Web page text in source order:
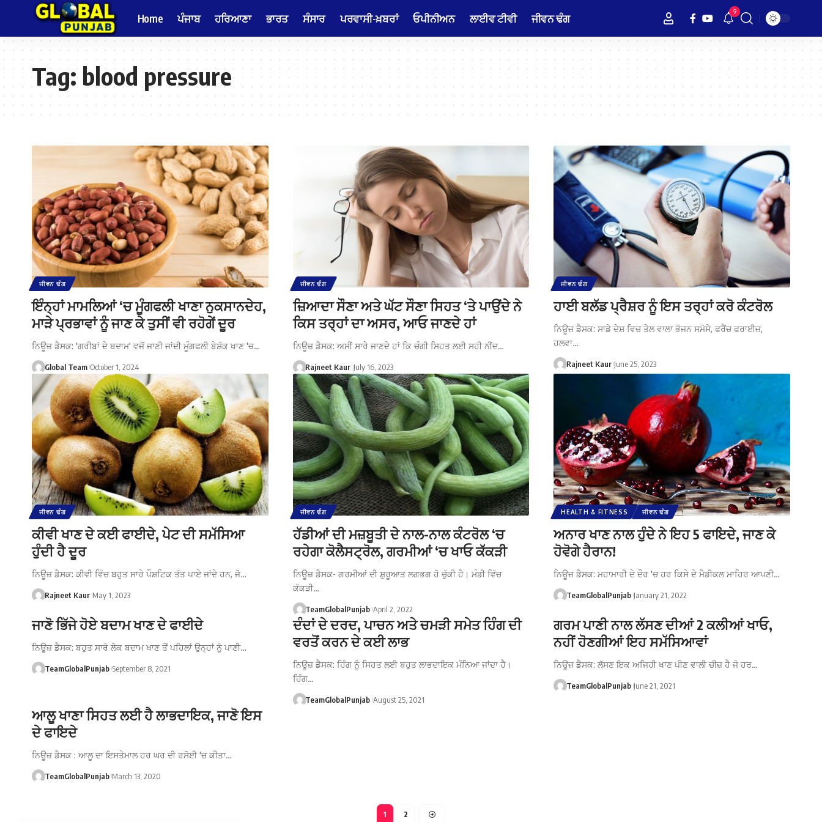
Home ਪੰਜਾਬ ਹਰਿਆਣਾ ਭਾਰਤ ਸੰਸਾਰ ਪਰਵਾਸੀ-ਖ਼ਬਰਾਂ ਓਪੀਨੀਅਨ ਲਾਈਵ ਟੀਵੀ ਜੀਵਨ ਢੰਗ 9
Tag:blood pressure
ਜੀਵਨ ਢੰਗ
ਇੰਨ੍ਹਾਂ ਮਾਮਲਿਆਂ ‘ਚ ਮੂੰਗਫਲੀ ਖਾਣਾ ਨੁਕਸਾਨਦੇਹ,
ਮਾੜੇ ਪ੍ਰਭਾਵਾਂ ਨੂੰ ਜਾਣ ਕੇ ਤੁਸੀਂ ਵੀ ਰਹੋਗੇਂ ਦੂਰ
ਨਿਊਜ਼ ਡੈਸਕ: 'ਗਰੀਬਾਂ ਦੇ ਬਦਾਮ' ਵਜੋਂ ਜਾਣੀ ਜਾਂਦੀ ਮੂੰਗਫਲੀ ਬੇਸ਼ੱਕ ਖਾਣ 'ਚ…
Global Team October 1, 2024
ਜੀਵਨ ਢੰਗ
ਜ਼ਿਆਦਾ ਸੌਣਾ ਅਤੇ ਘੱਟ ਸੌਣਾ ਸਿਹਤ ‘ਤੇ ਪਾਉਂਦੇ ਨੇ
ਕਿਸ ਤਰ੍ਹਾਂ ਦਾ ਅਸਰ, ਆਓ ਜਾਣਦੇ ਹਾਂ
ਨਿਊਜ਼ ਡੈਸਕ: ਅਸੀਂ ਸਾਰੇ ਜਾਣਦੇ ਹਾਂ ਕਿ ਚੰਗੀ ਸਿਹਤ ਲਈ ਸਹੀ ਨੀਂਦ…
Rajneet Kaur July 16, 2023
ਜੀਵਨ ਢੰਗ
ਹਾਈ ਬਲੱਡ ਪ੍ਰੈਸ਼ਰ ਨੂੰ ਇਸ ਤਰ੍ਹਾਂ ਕਰੋ ਕੰਟਰੋਲ
ਨਿਊਜ਼ ਡੈਸਕ: ਸਾਡੇ ਦੇਸ਼ ਵਿਚ ਤੇਲ ਵਾਲਾ ਭੋਜਨ ਸਮੋਸੇ, ਫਰੈਂਚ ਫਰਾਈਜ਼,
ਹਲਵਾ…
Rajneet Kaur June 25, 2023
ਜੀਵਨ ਢੰਗ
ਕੀਵੀ ਖਾਣ ਦੇ ਕਈ ਫਾਈਦੇ, ਪੇਟ ਦੀ ਸਮੱਸਿਆ
ਹੁੰਦੀ ਹੈ ਦੂਰ
ਨਿਊਜ਼ ਡੈਸਕ: ਕੀਵੀ ਵਿੱਚ ਬਹੁਤ ਸਾਰੇ ਪੌਸ਼ਟਿਕ ਤੱਤ ਪਾਏ ਜਾਂਦੇ ਹਨ, ਜੋ…
Rajneet Kaur May 1, 2023
ਜੀਵਨ ਢੰਗ
ਹੱਡੀਆਂ ਦੀ ਮਜ਼ਬੂਤੀ ਦੇ ਨਾਲ-ਨਾਲ ਕੰਟਰੋਲ ‘ਚ
ਰਹੇਗਾ ਕੋਲੈਸਟ੍ਰੋਲ, ਗਰਮੀਆਂ ‘ਚ ਖਾਓ ਕੱਕੜੀ
ਨਿਊਜ਼ ਡੈਸਕ- ਗਰਮੀਆਂ ਦੀ ਸ਼ੁਰੂਆਤ ਲਗਭਗ ਹੋ ਚੁੱਕੀ ਹੈ। ਮੰਡੀ ਵਿੱਚ
ਕੱਕੜੀ…
TeamGlobalPunjab April 2, 2022
HEALTH & FITNESS ਜੀਵਨ ਢੰਗ
ਅਨਾਰ ਖਾਣ ਨਾਲ ਹੁੰਦੇ ਨੇ ਇਹ 5 ਫਾਇਦੇ, ਜਾਣ ਕੇ
ਹੋਵੋਗੇ ਹੈਰਾਨ!
ਨਿਊਜ਼ ਡੈਸਕ: ਮਹਾਮਾਰੀ ਦੇ ਦੌਰ 'ਚ ਹਰ ਕਿਸੇ ਦੇ ਮੈਡੀਕਲ ਮਾਹਿਰ ਆਪਣੀ…
TeamGlobalPunjab January 21, 2022
ਜਾਣੋ ਭਿੱਜੇ ਹੋਏ ਬਦਾਮ ਖਾਣ ਦੇ ਫਾਈਦੇ
ਨਿਊਜ਼ ਡੈਸਕ: ਬਹੁਤ ਸਾਰੇ ਲੋਕ ਬਦਾਮ ਖਾਣ ਤੋਂ ਪਹਿਲਾਂ ਉਨ੍ਹਾਂ ਨੂੰ ਪਾਣੀ…
TeamGlobalPunjab September 8, 2021
ਦੰਦਾਂ ਦੇ ਦਰਦ, ਪਾਚਨ ਅਤੇ ਚਮੜੀ ਸਮੇਤ ਹਿੰਗ ਦੀ
ਵਰਤੋਂ ਕਰਨ ਦੇ ਕਈ ਲਾਭ
ਨਿਊਜ਼ ਡੈਸਕ: ਹਿੰਗ ਨੂੰ ਸਿਹਤ ਲਈ ਬਹੁਤ ਲਾਭਦਾਇਕ ਮੰਨਿਆ ਜਾਂਦਾ ਹੈ।
ਹਿੰਗ…
TeamGlobalPunjab August 25, 2021
ਗਰਮ ਪਾਣੀ ਨਾਲ ਲੱਸਣ ਦੀਆਂ 2 ਕਲੀਆਂ ਖਾਓ,
ਨਹੀਂ ਹੋਣਗੀਆਂ ਇਹ ਸਮੱਸਿਆਵਾਂ
ਨਿਊਜ਼ ਡੈਸਕ: ਲੱਸਣ ਇਕ ਅਜਿਹੀ ਖਾਣ ਪੀਣ ਵਾਲੀ ਚੀਜ਼ ਹੈ ਜੋ ਹਰ…
TeamGlobalPunjab June 21, 2021
ਆਲੂ ਖਾਣਾ ਸਿਹਤ ਲਈ ਹੈ ਲਾਭਦਾਇਕ, ਜਾਣੋ ਇਸ
ਦੇ ਫਾਇਦੇ
ਨਿਊਜ਼ ਡੈਸਕ : ਆਲੂ ਦਾ ਇਸਤੇਮਾਲ ਹਰ ਘਰ ਦੀ ਰਸੋਈ 'ਚ ਕੀਤਾ…
TeamGlobalPunjab March 13, 2020
1 2